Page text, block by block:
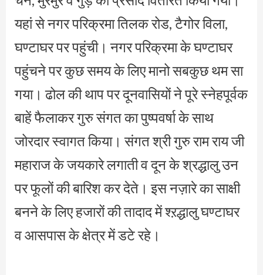
यहां से नगर परिक्रमा तिलक रोड, टैगोर विला,
घण्टाघर पर पहुंची। नगर परिक्रमा के घण्टाघर
पहुंचने पर कुछ समय के लिए मानो सबकुछ थम सा
गया। ढोल की थाप पर दूनवासियों ने पूरे स्नेहपूर्वक
बाहें फैलाकर गुरु संगत का पुष्पवर्षा के साथ
जोरदार स्वागत किया। संगत श्री गुरु राम राय जी
महाराज के जयकारे लगाती व दून के श्रद्धालु उन
पर फूलों की बारिश कर देते। इस नज़ारे का साक्षी
बनने के लिए हजारों की तादाद में श्ऱद्धालु घण्टाघर
व आसपास के क्षेत्र में डटे रहे।